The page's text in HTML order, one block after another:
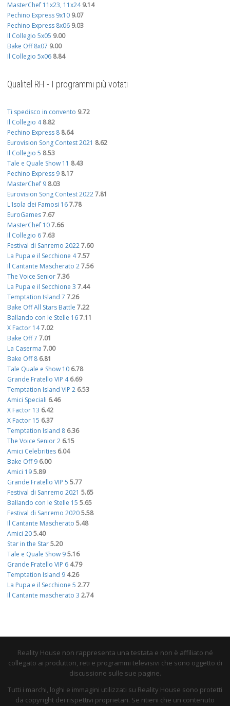
MasterChef 11x23, 11x24 9.14
Pechino Express 9x10 9.07
Pechino Express 8x06 9.03
Il Collegio 5x05 9.00
Bake Off 8x07 9.00
Il Collegio 5x06 8.84
Qualitel RH - I programmi più votati
Ti spedisco in convento 9.72
Il Collegio 4 8.82
Pechino Express 8 8.64
Eurovision Song Contest 2021 8.62
Il Collegio 5 8.53
Tale e Quale Show 11 8.43
Pechino Express 9 8.17
MasterChef 9 8.03
Eurovision Song Contest 20227.81
L'Isola dei Famosi 167.78
EuroGames7.67
MasterChef 107.66
Il Collegio 67.63
Festival di Sanremo 20227.60
La Pupa e il Secchione 47.57
Il Cantante Mascherato 27.56
The Voice Senior7.36
La Pupa e il Secchione 3 7.44
Temptation Island 7 7.26
Bake Off All Stars Battle 7.22
Ballando con le Stelle 167.11
X Factor 147.02
Bake Off 7 7.01
La Caserma 7.00
Bake Off 8 6.81
Tale Quale e Show 10 6.78
Grande Fratello VIP 4 6.69
Temptation Island VIP 2 6.53
Amici Speciali 6.46
X Factor 13 6.42
X Factor 15 6.37
Temptation Island 8 6.36
The Voice Senior 2 6.15
Amici Celebrities 6.04
Bake Off 9 6.00
Amici 195.89
Grande Fratello VIP 5 5.77
Festival di Sanremo 2021 5.65
Ballando con le Stelle 15 5.65
Festival di Sanremo 20205.58
Il Cantante Mascherato 5.48
Amici 205.40
Star in the Star5.20
Tale e Quale Show 95.16
Grande Fratello VIP 6 4.79
Temptation Island 9 4.26
La Pupa e il Secchione 5 2.77
Il Cantante mascherato 3 2.74
Reality House non rappresenta una testata e non è affiliato né
collegato ai produttori, reti e programmi televisivi che sono oggetto di
discussione sulle sue pagine.
Tutti i marchi, loghi e immagini utilizzati su Reality House sono protetti
da copyright dei rispettivi proprietari. Se ritieni che un contenuto